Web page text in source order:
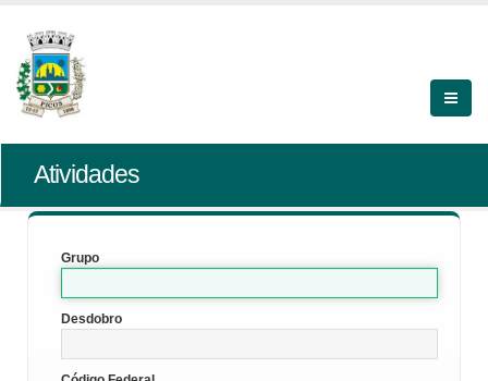
Atividades
Grupo
Desdobro